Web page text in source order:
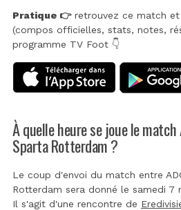
Pratique 👉retrouvez ce match et
(compos officielles, stats, notes,
programme TV Foot 👇
À quelle heure se joue le match
Sparta Rotterdam ?
Le coup d'envoi du match entre
Rotterdam sera donné le samedi 7
Il s'agit d'une rencontre de